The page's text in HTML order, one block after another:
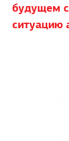
будущем
ситуацию